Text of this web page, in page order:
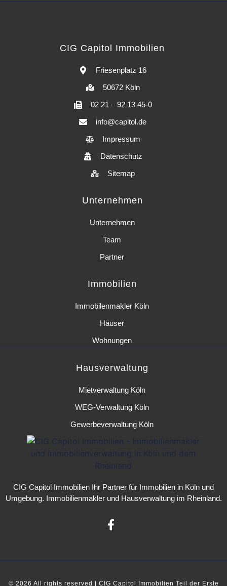
CIG Capitol Immobilien Ihr Partner für Immobilien in Köln und
Umgebung. Immobilienmaklerund Hausverwaltungim Rheinland.
Hausverwaltung
Mietverwaltung Köln
WEG-Verwaltung Köln
Gewerbeverwaltung Köln
Immobilien
Immobilenmakler Köln
Häuser
Wohnungen
Unternehmen
Unternehmen
Team
Partner
CIG Capitol Immobilien
Friesenplatz 16
50672 Köln
02 21 – 92 13 45-0
info@capitol.de
Impressum
Datenschutz
Sitemap
© 2026 All rights reserved | CIG Capitol Immobilien Teil der Erste